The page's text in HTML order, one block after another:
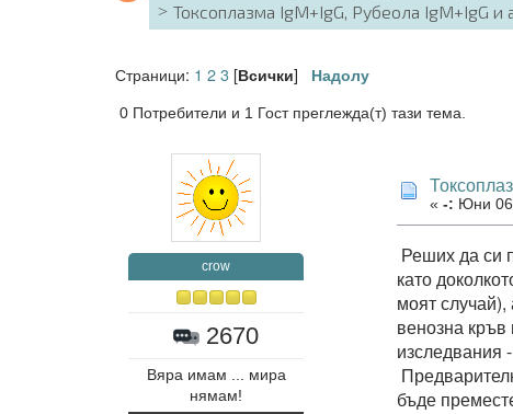
Токсоплазма IgM+IgG, Рубеола IgM+IgG и
Страници: 1 23[Всички] Надолу
0 Потребители и 1 Гост преглежда(т) тази тема.
crow
2670
Вяра имам ... мира
нямам!
« -: Юни
Реших да си
като
моят
венозна
изследвания
бъде